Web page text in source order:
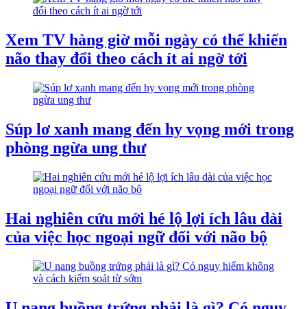
Xem TV hàng giờ mỗi ngày có thể khiến
não thay đổi theo cách ít ai ngờ tới
Súp lơ xanh mang đến hy vọng mới trong
phòng ngừa ung thư
Hai nghiên cứu mới hé lộ lợi ích lâu dài
của việc học ngoại ngữ đối với não bộ